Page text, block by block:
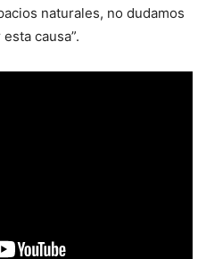
naturales, no dudamos
causa”.